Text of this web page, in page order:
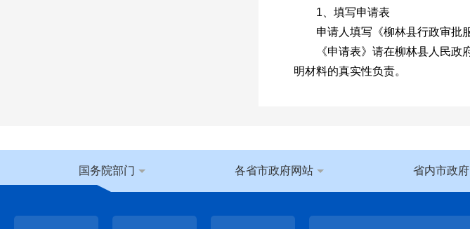
1、填写申请表
申请人填写《柳林县行政审批服
《申请表》请在柳林县人民政府
明材料的真实性负责。
申请人可通过以下方式提出申
（1）当面申请。申请人可以到
国务院部门 各省市政府网站 省内市政